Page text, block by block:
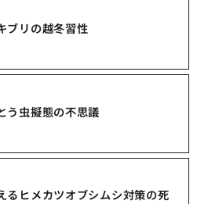
ブリの越冬習性
う虫擬態の不思議
るヒメカツオブシムシ対策の死